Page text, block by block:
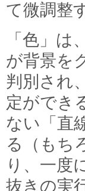
て微調整
「色」
が背景を
判別され
定ができ
ない「直
る（もち
り、一度
抜きの実